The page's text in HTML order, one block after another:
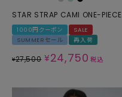
STAR STRAP CAMI ONE-PIECE
1000円クーポン
SALE
SUMMERセール
再入荷
¥27,500 ¥24,750 税込